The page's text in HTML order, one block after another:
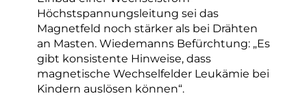
Höchstspannungsleitung sei das
Magnetfeld noch stärker als bei Drähten
an Masten. Wiedemanns Befürchtung: „Es
gibt konsistente Hinweise, dass
magnetische Wechselfelder Leukämie bei
Kindern auslösen können“.